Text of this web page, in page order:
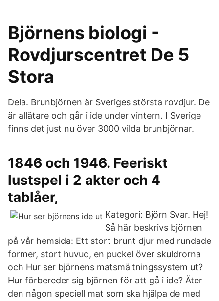
Björnens biologi -
Rovdjurscentret De 5
Stora
Dela. Brunbjörnen är Sveriges största rovdjur. De
är allätare och går i ide under vintern. I Sverige
finns det just nu över 3000 vilda brunbjörnar.
1846 och 1946. Feeriskt
lustspel i 2 akter och 4
tablåer,
Kategori: Björn Svar. Hej!
Så här beskrivs björnen
på vår hemsida: Ett stort brunt djur med rundade
former, stort huvud, en puckel över skuldrorna
och Hur ser björnens matsmältningssystem ut?
Hur förbereder sig björnen för att gå i ide? Äter
den någon speciell mat som ska hjälpa de med